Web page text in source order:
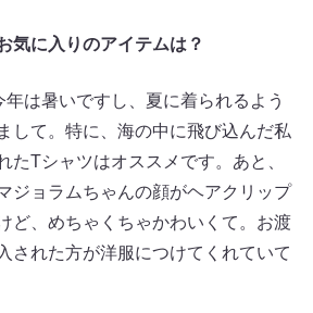
に入りのアイテムは？
は暑いですし、夏に着られるよう
して。特に、海の中に飛び込んだ私
たTシャツはオススメです。あと、
ジョラムちゃんの顔がヘアクリップ
ど、めちゃくちゃかわいくて。お渡
された方が洋服につけてくれていて